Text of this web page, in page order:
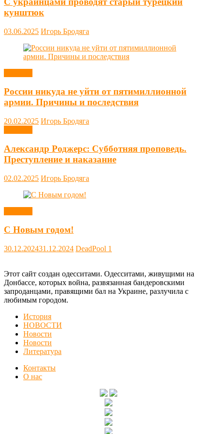
кунштюк
03.06.2025 Игорь Бродяга
России никуда не уйти от пятимиллионной
армии. Причины и последствия
20.02.2025 Игорь Бродяга
Александр Роджерс: Субботняя проповедь.
Преступление и наказание
02.02.2025 Игорь Бродяга
С Новым годом!
30.12.202431.12.2024 DeadPool 1
Этот сайт создан одесситами. Одесситами, живущими на
Донбассе, которых война, развязанная бандеровскими
запроданцами, правящими бал на Украине, разлучила с
любимым городом.
История
НОВОСТИ
Новости
Новости
Литература
Контакты
О нас